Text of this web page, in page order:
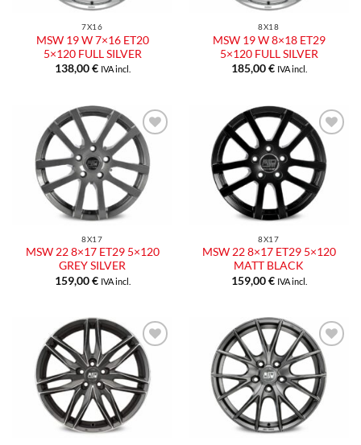
7X16
MSW 19 W 7×16 ET20
5×120 FULL SILVER
138,00€ IVA incl.
8X18
MSW 19 W 8×18 ET29
5×120 FULL SILVER
185,00€ IVA incl.
Aggiungi
alla lista
dei
desideri
8X17
MSW 22 8×17 ET29 5×120
GREY SILVER
159,00€ IVA incl.
Aggiungi
alla lista
dei
desideri
8X17
MSW 22 8×17 ET29 5×120
MATT BLACK
159,00€ IVA incl.
Aggiungi
alla lista
dei
desideri
Aggiungi
alla lista
dei
desideri